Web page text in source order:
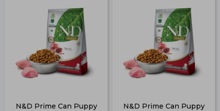
N&D Prime Can Puppy
N&D Prime Can Puppy